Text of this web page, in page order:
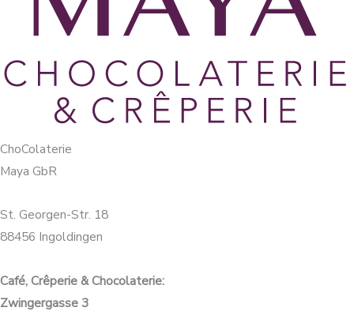
ChoColaterie
Maya GbR
St. Georgen-Str. 18
88456 Ingoldingen
Café, Crêperie & Chocolaterie:
Zwingergasse 3